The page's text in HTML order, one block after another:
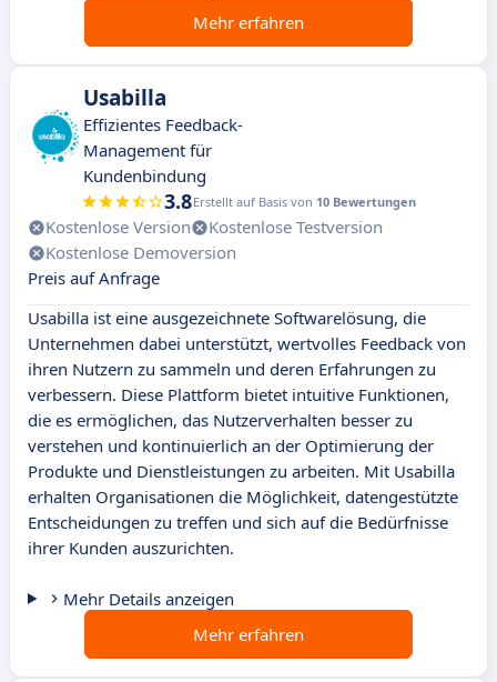
Mehr erfahren
Usabilla
Effizientes Feedback-
Management für
Kundenbindung
3.8Erstellt auf Basis von 10 Bewertungen
Kostenlose Version
Kostenlose Testversion
Kostenlose Demoversion
Preis auf Anfrage
Usabilla ist eine ausgezeichnete Softwarelösung, die
Unternehmen dabei unterstützt, wertvolles Feedback von
ihren Nutzern zu sammeln und deren Erfahrungen zu
verbessern. Diese Plattform bietet intuitive Funktionen,
die es ermöglichen, das Nutzerverhalten besser zu
verstehen und kontinuierlich an der Optimierung der
Produkte und Dienstleistungen zu arbeiten. Mit Usabilla
erhalten Organisationen die Möglichkeit, datengestützte
Entscheidungen zu treffen und sich auf die Bedürfnisse
ihrer Kunden auszurichten.
Mehr Details anzeigen
Mehr erfahren